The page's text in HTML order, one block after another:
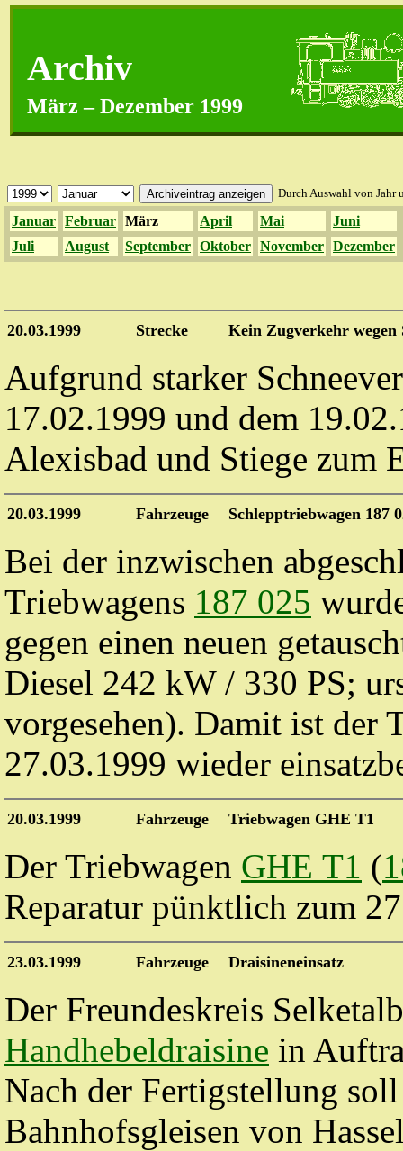
Archiv
März – Dezember 1999
Durch Auswahl von Jahr
Januar Februar März April Mai
Juni
Juli
August September Oktober November Dezember
20.03.1999 Strecke Kein Zugverkehr wegen
Aufgrund starker
17.02.1999 und dem
Alexisbad und Stiege zum
20.03.1999 Fahrzeuge Schlepptriebwagen 187
Bei der inzwischen
Triebwagens 187 025
gegen einen neuen
Diesel 242 kW / 330 PS;
vorgesehen). Damit ist der
27.03.1999 wieder
20.03.1999 Fahrzeuge Triebwagen GHE T1
Der Triebwagen GHE T1 (
Reparatur pünktlich zum
23.03.1999 Fahrzeuge Draisineneinsatz
Der Freundeskreis
Handhebeldraisine in
Nach der Fertigstellung
Bahnhofsgleisen von